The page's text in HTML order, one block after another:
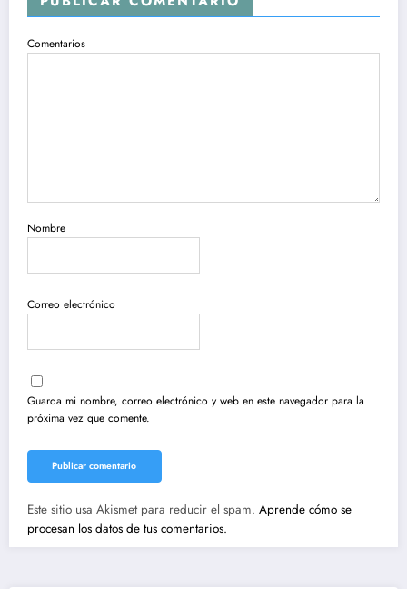
Comentarios
Nombre
Correo electrónico
Guarda mi nombre, correo electrónico y web en este navegador para la
próxima vez que comente.
Este sitio usa Akismet para reducir el spam. Aprende cómo se
procesan los datos de tus comentarios.